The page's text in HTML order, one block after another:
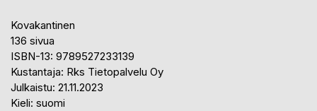
Kovakantinen
136 sivua
ISBN-13: 9789527233139
Kustantaja: Rks Tietopalvelu Oy
Julkaistu: 21.11.2023
Kieli: suomi